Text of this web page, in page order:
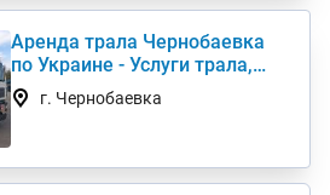
Аренда трала Чернобаевка
по Украине - Услуги трала,
низкорамный трал
г. Чернобаевка